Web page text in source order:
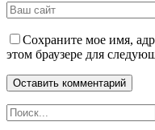
Сохраните мое имя,
этом браузере для